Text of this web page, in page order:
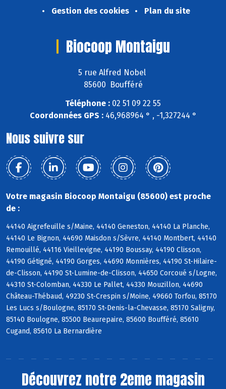
Gestion des cookies
Plan du site
Biocoop Montaigu
5 rue Alfred Nobel
85600 Boufféré
Téléphone : 02 51 09 22 55
Coordonnées GPS :46,968964 ° , -1,327244 °
Nous suivre sur
Votre magasin Biocoop Montaigu (85600) est proche
de :
44140 Aigrefeuille s/Maine, 44140 Geneston, 44140 La Planche,
44140 Le Bignon, 44690 Maisdon s/Sèvre, 44140 Montbert, 44140
Remouillé, 44116 Vieillevigne, 44190 Boussay, 44190 Clisson,
44190 Gétigné, 44190 Gorges, 44690 Monnières, 44190 St-Hilaire-
de-Clisson, 44190 St-Lumine-de-Clisson, 44650 Corcoué s/Logne,
44310 St-Colomban, 44330 Le Pallet, 44330 Mouzillon, 44690
Château-Thébaud, 49230 St-Crespin s/Moine, 49660 Torfou, 85170
Les Lucs s/Boulogne, 85170 St-Denis-la-Chevasse, 85170 Saligny,
85140 Boulogne, 85500 Beaurepaire, 85600 Boufféré, 85610
Cugand, 85610 La Bernardière
Découvrez notre 2eme magasin